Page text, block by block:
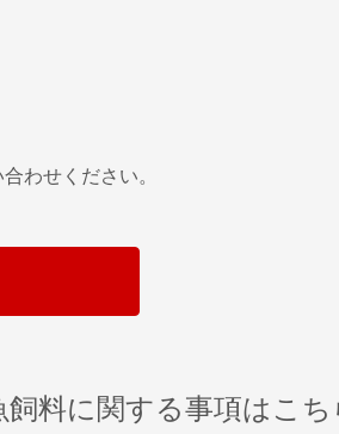
わせください。
飼料に関する事項はこち